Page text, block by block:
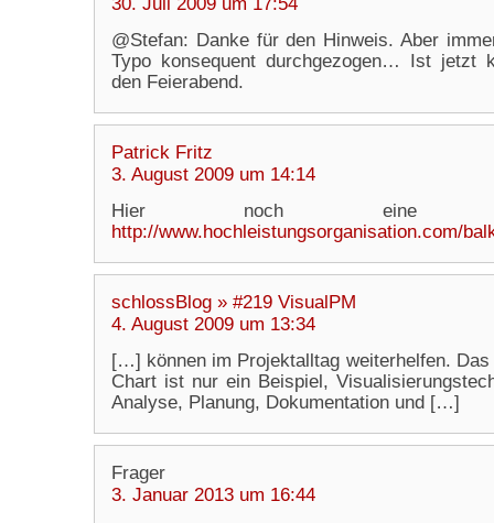
@Stefan: Danke für den Hinweis. Aber
Typo konsequent durchgezogen… Ist jetzt
den Feierabend.
Patrick Fritz
3. August 2009 um 14:14
Hier noch eine Word-
http://www.hochleistungsorganisation.com/
schlossBlog » #219 VisualPM
4. August 2009 um 13:34
[…] können im Projektalltag weiterhelfen. Das
Chart ist nur ein Beispiel,
Analyse, Planung, Dokumentation und […]
Frager
3. Januar 2013 um 16:44